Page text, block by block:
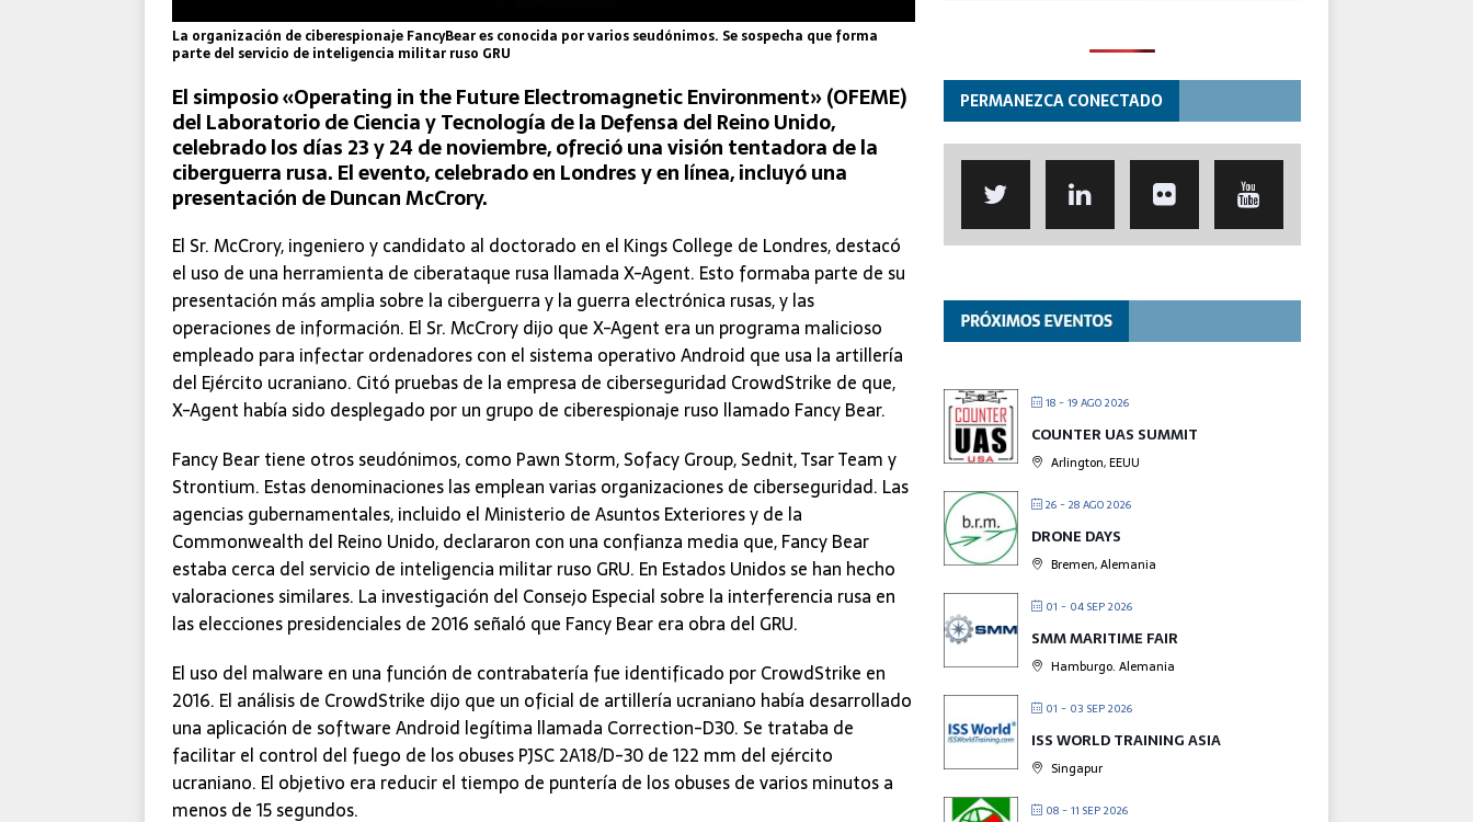
La organización de ciberespionaje FancyBear es conocida por varios seudónimos. Se sospecha que forma
parte del servicio de inteligencia militar ruso GRU
El simposio «Operating in the Future Electromagnetic Environment» (OFEME)
del Laboratorio de Ciencia y Tecnología de la Defensa del Reino Unido,
celebrado los días 23 y 24 de noviembre, ofreció una visión tentadora de la
ciberguerra rusa. El evento, celebrado en Londres y en línea, incluyó una
presentación de Duncan McCrory.
El Sr. McCrory, ingeniero y candidato al doctorado en el Kings College de Londres, destacó
el uso de una herramienta de ciberataque rusa llamada X-Agent. Esto formaba parte de su
presentación más amplia sobre la ciberguerra y la guerra electrónica rusas, y las
operaciones de información. El Sr. McCrory dijo que X-Agent era un programa malicioso
empleado para infectar ordenadores con el sistema operativo Android que usa la artillería
del Ejército ucraniano. Citó pruebas de la empresa de ciberseguridad CrowdStrike de que,
X-Agent había sido desplegado por un grupo de ciberespionaje ruso llamado Fancy Bear.
Fancy Bear tiene otros seudónimos, como Pawn Storm, Sofacy Group, Sednit, Tsar Team y
Strontium. Estas denominaciones las emplean varias organizaciones de ciberseguridad. Las
agencias gubernamentales, incluido el Ministerio de Asuntos Exteriores y de la
Commonwealth del Reino Unido, declararon con una confianza media que, Fancy Bear
estaba cerca del servicio de inteligencia militar ruso GRU. En Estados Unidos se han hecho
valoraciones similares. La investigación del Consejo Especial sobre la interferencia rusa en
las elecciones presidenciales de 2016 señaló que Fancy Bear era obra del GRU.
El uso del malware en una función de contrabatería fue identificado por CrowdStrike en
2016. El análisis de CrowdStrike dijo que un oficial de artillería ucraniano había desarrollado
una aplicación de software Android legítima llamada Correction-D30. Se trataba de
facilitar el control del fuego de los obuses PJSC 2A18/D-30 de 122 mm del ejército
ucraniano. El objetivo era reducir el tiempo de puntería de los obuses de varios minutos a
menos de 15 segundos.
PERMANEZCA CONECTADO
18 - 19 AGO 2026
COUNTER UAS SUMMIT
Arlington, EEUU
26 - 28 AGO 2026
DRONE DAYS
Bremen, Alemania
01 - 04 SEP 2026
SMM MARITIME FAIR
Hamburgo. Alemania
01 - 03 SEP 2026
ISS WORLD TRAINING ASIA
Singapur
08 - 11 SEP 2026